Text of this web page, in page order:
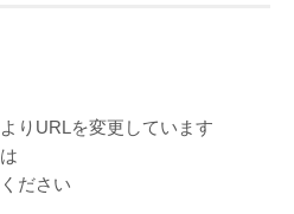
りURLを変更しています
ださい